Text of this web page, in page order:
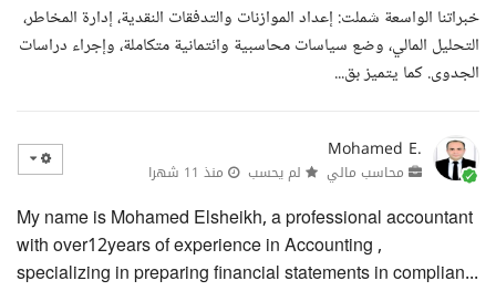
خبراتنا الواسعة شملت: إعداد الموازنات والتدفقات النقدية، إدارة المخاطر،
التحليل المالي، وضع سياسات محاسبية وائتمانية متكاملة، وإجراء دراسات
الجدوى. كما يتميز بق...
Mohamed E.
محاسب مالي لم يحسب منذ 11 شهرا
My name is Mohamed Elsheikh, a professional accountant
with over12years of experience in Accounting ,
specializing in preparing financial statements in complian...